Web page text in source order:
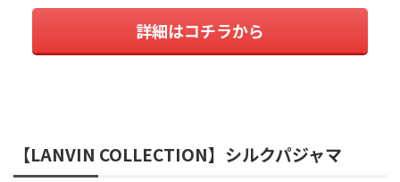
詳細はコチラから
【LANVIN COLLECTION】シルクパジャマ